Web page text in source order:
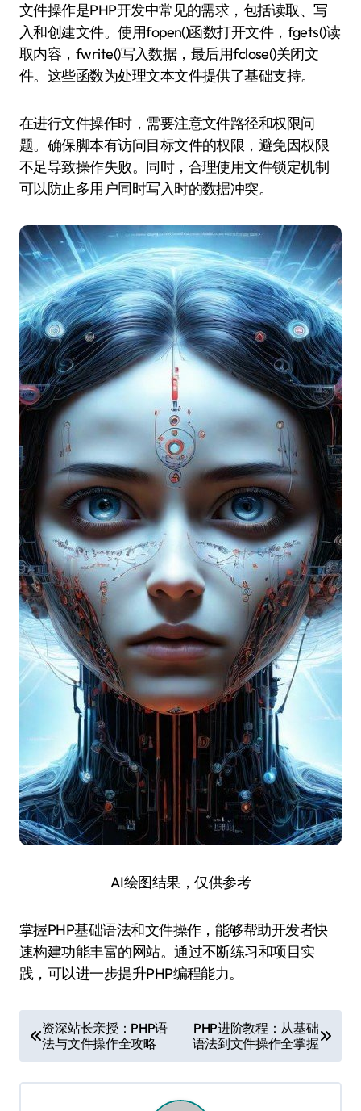
文件操作是PHP开发中常见的需求，包括读取、写
入和创建文件。使用fopen()函数打开文件，fgets()读
取内容，fwrite()写入数据，最后用fclose()关闭文
件。这些函数为处理文本文件提供了基础支持。
在进行文件操作时，需要注意文件路径和权限问
题。确保脚本有访问目标文件的权限，避免因权限
不足导致操作失败。同时，合理使用文件锁定机制
可以防止多用户同时写入时的数据冲突。
AI绘图结果，仅供参考
掌握PHP基础语法和文件操作，能够帮助开发者快
速构建功能丰富的网站。通过不断练习和项目实
践，可以进一步提升PHP编程能力。
章
导
资深站长亲授：PHP语
法与文件操作全攻略
PHP进阶教程：从基础
语法到文件操作全掌握